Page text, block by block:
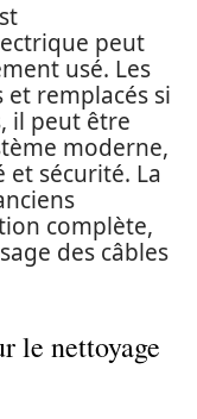
peut
usé. Les
remplacés si
il peut être
moderne,
sécurité. La
complète,
des câbles
le nettoyage